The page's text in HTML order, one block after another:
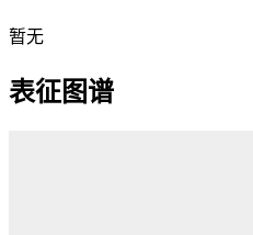
暂无
表征图谱